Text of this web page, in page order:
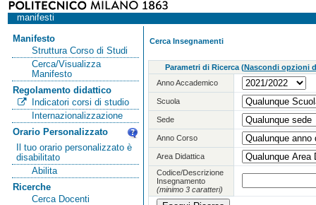
manifesti
Manifesto
Struttura Corso di Studi
Cerca/Visualizza
Manifesto
Regolamento didattico
Indicatori corsi di studio
Internazionalizzazione
Orario Personalizzato
Il tuo orario personalizzato è
disabilitato
Abilita
Ricerche
Cerca Docenti
Cerca Insegnamenti
Parametri di Ricerca (Nascondi opzioni
Anno Accademico
Scuola
Sede
Anno Corso
Area Didattica
Codice/Descrizione
Insegnamento
(minimo 3 caratteri)